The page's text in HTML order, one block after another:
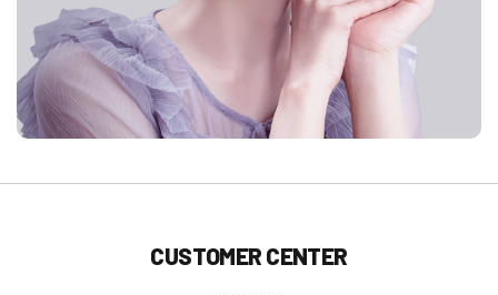
CUSTOMER CENTER